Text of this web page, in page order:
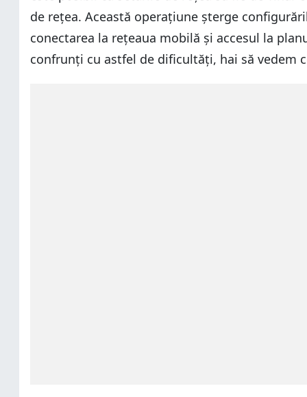
de rețea. Această operațiune șterge
conectarea la rețeaua mobilă și accesul la
confrunți cu astfel de dificultăți, hai să vedem